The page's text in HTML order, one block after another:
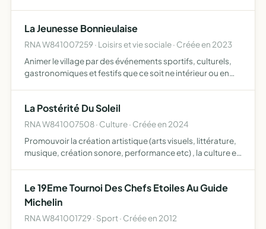
La Jeunesse Bonnieulaise
RNA W841007259 · Loisirs et vie sociale · Créée en 2023
Animer le village par des événements sportifs, culturels,
gastronomiques et festifs que ce soit ne intérieur ou en
La Postérité Du Soleil
RNA W841007508 · Culture · Créée en 2024
Promouvoir la création artistique (arts visuels, littérature,
musique, création sonore, performance etc) , la culture et
Le 19Eme Tournoi Des Chefs Etoiles Au Guide
Michelin
RNA W841001729 · Sport · Créée en 2012